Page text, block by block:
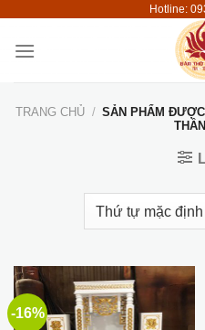
content
Hotline:
TRANG CHỦ / SẢN PHẨM
-16%